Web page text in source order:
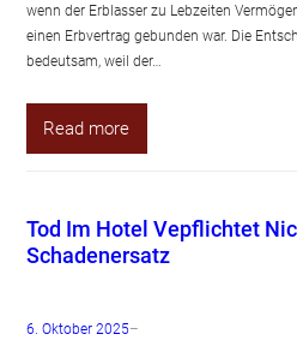
wenn der Erblasser zu Lebzeiten
einen Erbvertrag gebunden war. Die
bedeutsam, weil der…
Read more
Tod Im Hotel Vepflichtet
Schadenersatz
6. Oktober 2025–